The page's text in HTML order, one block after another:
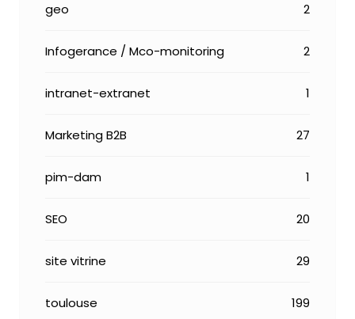
geo 2
Infogerance / Mco-monitoring 2
intranet-extranet 1
Marketing B2B 27
pim-dam 1
SEO 20
site vitrine 29
toulouse 199